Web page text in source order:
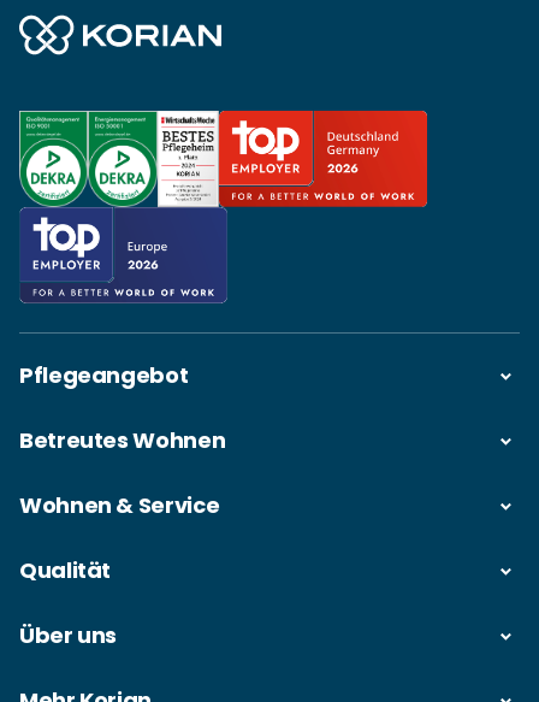
Pflegeangebot
Betreutes Wohnen
Wohnen & Service
Qualität
Über uns